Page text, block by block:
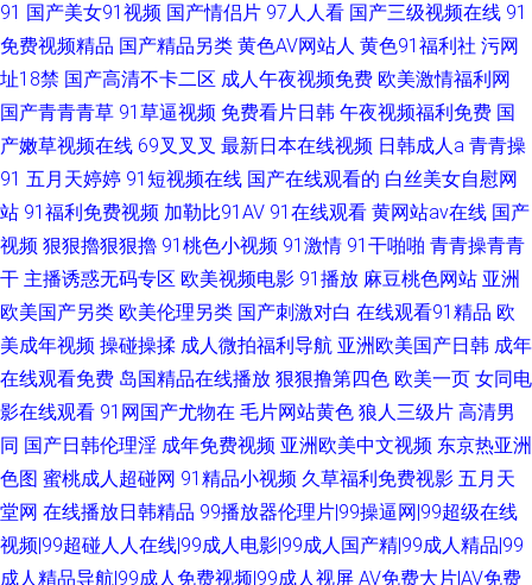
91 国产美女91视频 国产情侣片 97人人看 国产三级视频在线 91
免费视频精品 国产精品另类 黄色AV网站人 黄色91福利社 污网
址18禁 国产高清不卡二区 成人午夜视频免费 欧美激情福利网
国产青青青草 91草逼视频 免费看片日韩 午夜视频福利免费 国
产嫩草视频在线 69叉叉叉 最新日本在线视频 日韩成人a 青青操
91 五月天婷婷 91短视频在线 国产在线观看的 白丝美女自慰网
站 91福利免费视频 加勒比91AV 91在线观看 黄网站av在线 国产
视频 狠狠擼狠狠擼 91桃色小视频 91激情 91干啪啪 青青操青青
干 主播诱惑无码专区 欧美视频电影 91播放 麻豆桃色网站 亚洲
欧美国产另类 欧美伦理另类 国产刺激对白 在线观看91精品 欧
美成年视频 操碰操揉 成人微拍福利导航 亚洲欧美国产日韩 成年
在线观看免费 岛国精品在线播放 狠狠撸第四色 欧美一页 女同电
影在线观看 91网国产尤物在 毛片网站黄色 狼人三级片 高清男
同 国产日韩伦理淫 成年免费视频 亚洲欧美中文视频 东京热亚洲
色图 蜜桃成人超碰网 91精品小视频 久草福利免费视影 五月天
堂网 在线播放日韩精品 99播放器伦理片|99操逼网|99超级在线
视频|99超碰人人在线|99成人电影|99成人国产精|99成人精品|99
成人精品导航|99成人免费视频|99成人视屏 AV免费大片|AV免费